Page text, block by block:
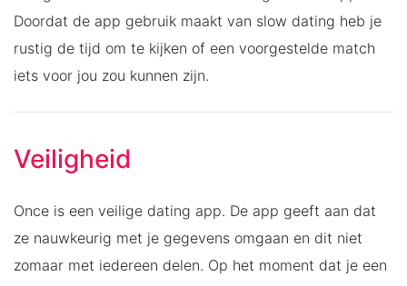
Doordat de app gebruik maakt van slow dating heb je
rustig de tijd om te kijken of een voorgestelde match
iets voor jou zou kunnen zijn.
Veiligheid
Once is een veilige dating app. De app geeft aan dat
ze nauwkeurig met je gegevens omgaan en dit niet
zomaar met iedereen delen. Op het moment dat je een